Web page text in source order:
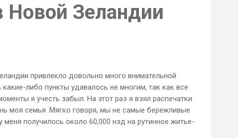
Новой Зеландии
привлекло довольно много внимательной
либо пункты удавалось не многим, так как все
я учесть забыл. На этот раз я взял распечатки
моя семья. Мягко говоря, мы не самые бережливые
получилось около 60,000 нзд на рутинное житье-